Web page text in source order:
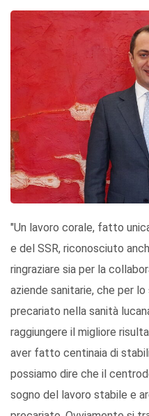
"Un lavoro corale, fatto
e del SSR, riconosciuto
ringraziare sia per la
aziende sanitarie, che per
precariato nella sanità
raggiungere il migliore
aver fatto centinaia di
possiamo dire che il
sogno del lavoro stabile e